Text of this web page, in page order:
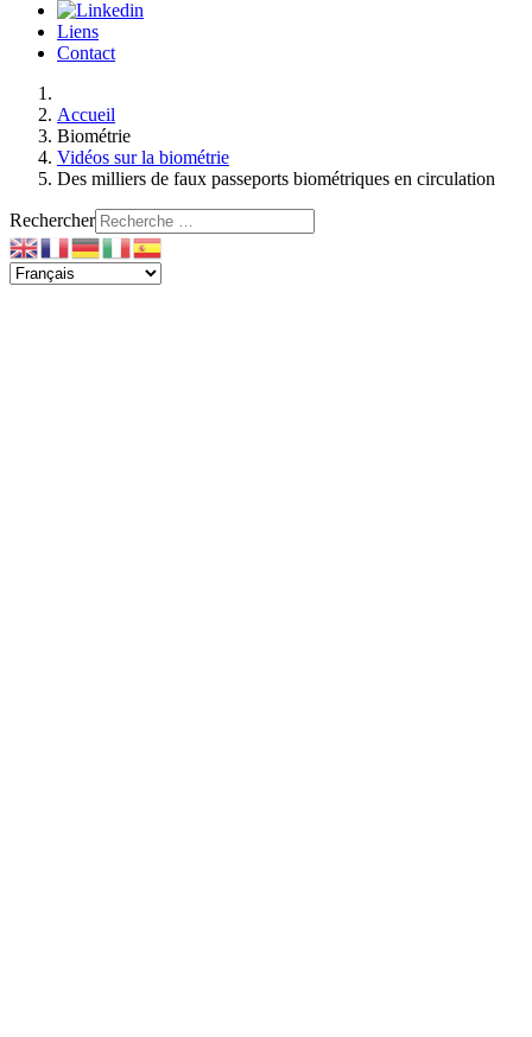
Liens
Contact
Accueil
Biométrie
Vidéos sur la biométrie
Des milliers de faux passeports biométriques en circulation
Rechercher